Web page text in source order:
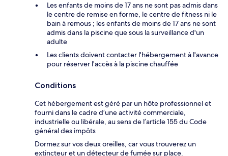
Les enfants de moins de 17 ans ne sont pas admis dans
le centre de remise en forme, le centre de fitness ni le
bain à remous ; les enfants de moins de 17 ans ne sont
admis dans la piscine que sous la surveillance d'un
adulte
Les clients doivent contacter l'hébergement à l'avance
pour réserver l'accès à la piscine chauffée
Conditions
Cet hébergement est géré par un hôte professionnel et
fourni dans le cadre d’une activité commerciale,
industrielle ou libérale, au sens de l’article 155 du Code
général des impôts
Dormez sur vos deux oreilles, car vous trouverez un
extincteur et un détecteur de fumée sur place.